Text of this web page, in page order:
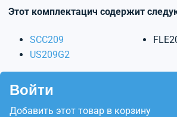
Этот комплектацич содержит
SCC209
US209G2
Войти
Добавить этот товар в корзину